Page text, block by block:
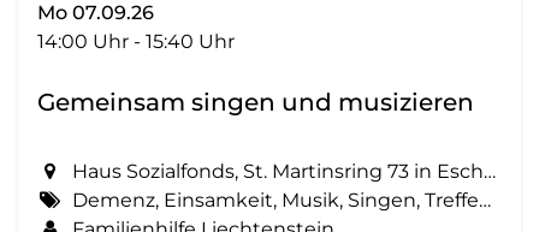
Mo 07.09.26
14:00 Uhr - 15:40 Uhr
Gemeinsam singen und musizieren
Haus Sozialfonds, St. Martinsring 73 in Eschen
Demenz, Einsamkeit, Musik, Singen, Treffen, Zemma tua - Senioren gemeinsam aktiv